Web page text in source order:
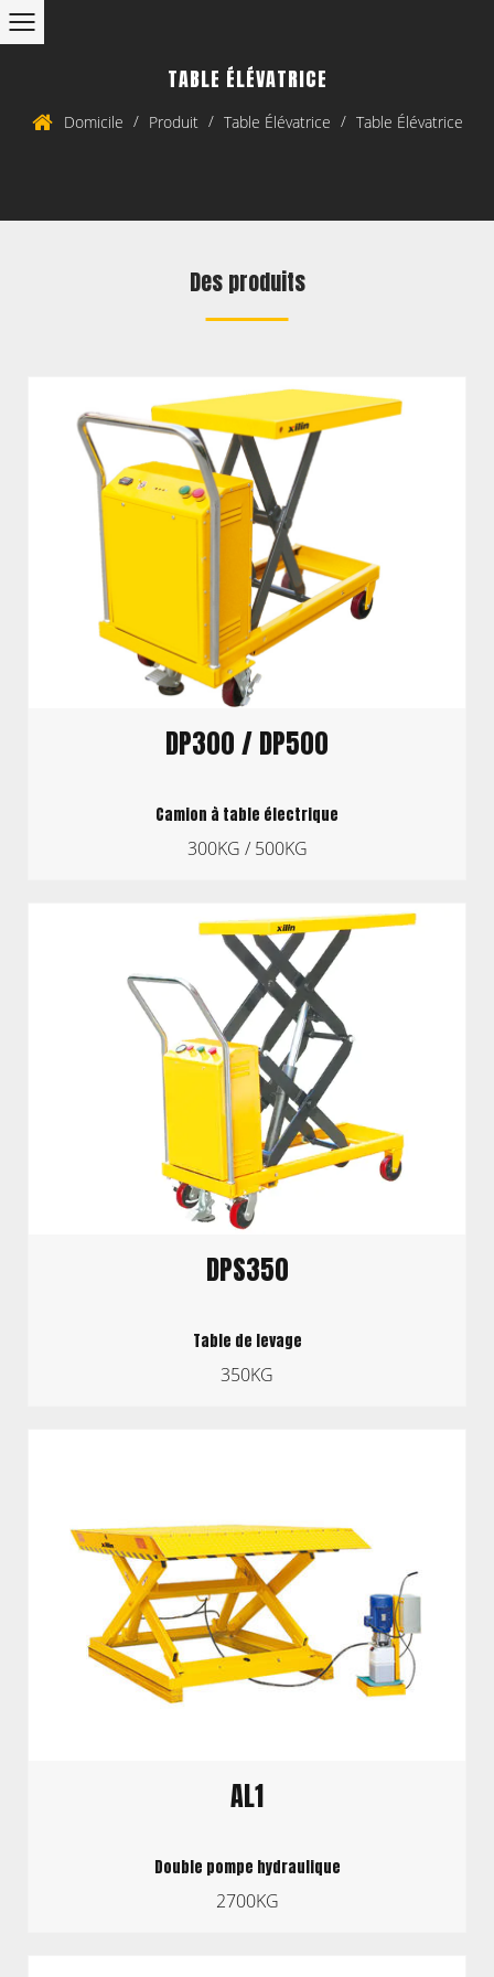
TABLE ÉLÉVATRICE
Domicile / Produit / Table Élévatrice / Table Élévatrice
Des produits
DP300 / DP500
Camion à table électrique
300KG / 500KG
DPS350
Table de levage
350KG
AL1
Double pompe hydraulique
2700KG